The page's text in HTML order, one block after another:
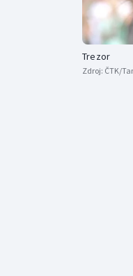
Trezor
Zdroj: ČTK/